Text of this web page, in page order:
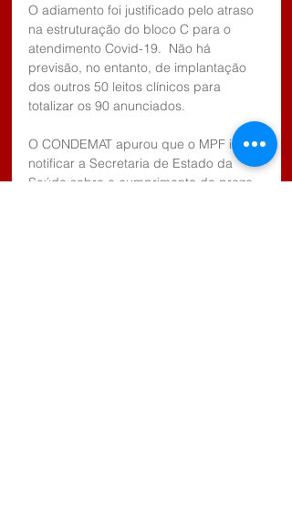
O adiamento foi justificado pelo atraso
na estruturação do bloco C para o
atendimento Covid-19.  Não há
previsão, no entanto, de implantação
dos outros 50 leitos clínicos para
totalizar os 90 anunciados.
O CONDEMAT apurou que o MPF irá
notificar a Secretaria de Estado da
Saúde sobre o cumprimento do prazo